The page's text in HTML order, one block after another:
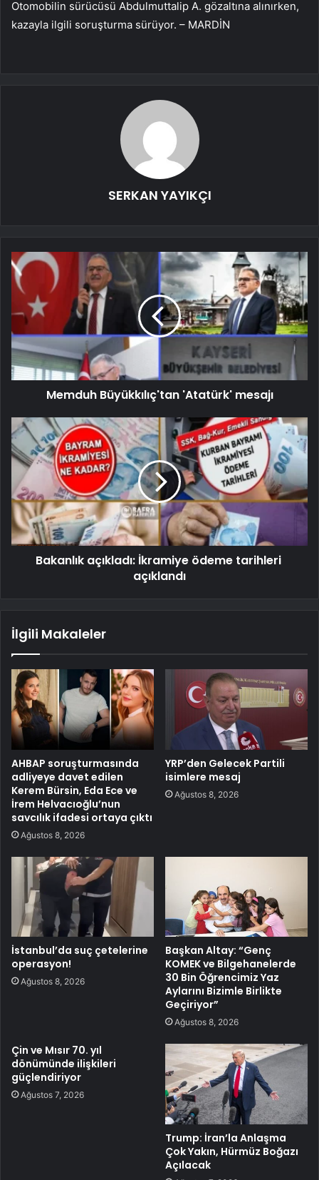
Otomobilin sürücüsü Abdulmuttalip A. gözaltına alınırken,
kazayla ilgili soruşturma sürüyor. – MARDİN
SERKAN YAYIKÇI
Memduh Büyükkılıç'tan 'Atatürk' mesajı
Bakanlık açıkladı: İkramiye ödeme tarihleri ​​
açıklandı
İlgili Makaleler
AHBAP soruşturmasında
adliyeye davet edilen
Kerem Bürsin, Eda Ece ve
İrem Helvacıoğlu’nun
savcılık ifadesi ortaya çıktı
Ağustos 8, 2026
YRP’den Gelecek Partili
isimlere mesaj
Ağustos 8, 2026
İstanbul’da suç çetelerine
operasyon!
Ağustos 8, 2026
Başkan Altay: “Genç
KOMEK ve Bilgehanelerde
30 Bin Öğrencimiz Yaz
Aylarını Bizimle Birlikte
Geçiriyor”
Ağustos 8, 2026
Çin ve Mısır 70. yıl
dönümünde ilişkileri
güçlendiriyor
Ağustos 7, 2026
Trump: İran’la Anlaşma
Çok Yakın, Hürmüz Boğazı
Açılacak